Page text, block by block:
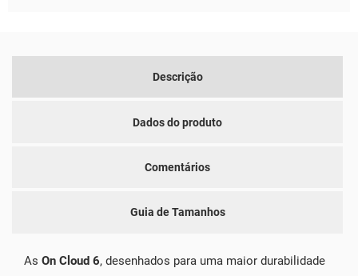
Descrição
Dados do produto
Comentários
Guia de Tamanhos
As On Cloud 6, desenhados para uma maior durabilidade